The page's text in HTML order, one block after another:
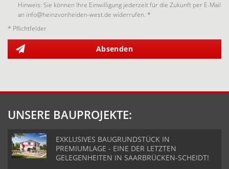
Hinweis: Sie können Ihre Einwilligung jederzeit für die Zukunft per E-Mail
an info@heinzvonheiden-west.de widerrufen. *
* Pflichtfelder
Absenden
UNSERE BAUPROJEKTE:
EXKLUSIVES BAUGRUNDSTÜCK IN
PREMIUMLAGE - EINE DER LETZTEN
GELEGENHEITEN IN SAARBRÜCKEN-SCHEIDT!